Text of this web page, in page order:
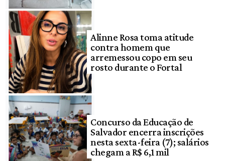
Alinne Rosa toma atitude
contra homem que
arremessou copo em seu
rosto durante o Fortal
Concurso da Educação de
Salvador encerra inscrições
nesta sexta-feira (7); salários
chegam a R$ 6,1 mil